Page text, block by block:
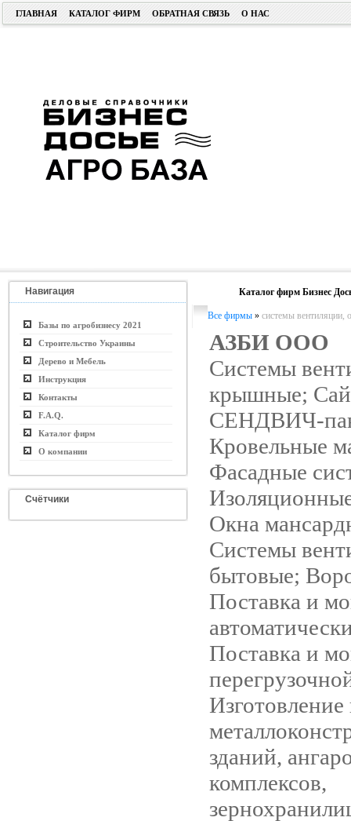
ГЛАВНАЯ КАТАЛОГ ФИРМ ОБРАТНАЯ СВЯЗЬ О НАС
Навигация
Базы по агробизнесу 2021
Строительство Украины
Дерево и Мебель
Инструкция
Контакты
F.A.Q.
Каталог фирм
О компании
Счётчики
Каталог фирм Бизнес
Все фирмы » системы вентиляции,
АЗБИ ООО
Системы
крышные;
СЕНДВИЧ-
Кровельные
Фасадные
Окна
Системы
бытовые;
Поставка и
Поставка и
зданий,
комплексов,